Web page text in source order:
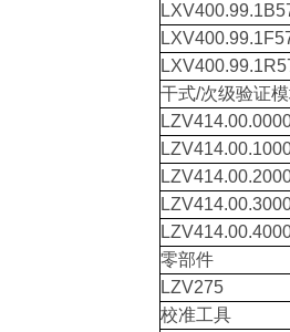
干式/次级验证
零部件
LZV275
校准工具